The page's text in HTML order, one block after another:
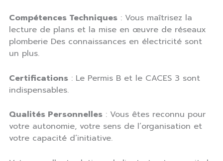
Compétences Techniques : Vous maîtrisez la
lecture de plans et la mise en œuvre de réseaux
plomberie Des connaissances en électricité sont
un plus.
Certifications : Le Permis B et le CACES 3 sont
indispensables.
Qualités Personnelles : Vous êtes reconnu pour
votre autonomie, votre sens de l’organisation et
votre capacité d’initiative.